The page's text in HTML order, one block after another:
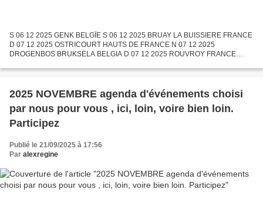
S 06 12 2025 GENK BELGÏE S 06 12 2025 BRUAY LA BUISSIERE FRANCE
D 07 12 2025 OSTRICOURT HAUTS DE FRANCE N 07 12 2025
DROGENBOS BRUKSELA BELGIA D 07 12 2025 ROUVROY FRANCE
12 12 2025 WASSELONNE...
2025 NOVEMBRE agenda d'événements choisi
par nous pour vous , ici, loin, voire bien loin.
Participez
Publié le 21/09/2025 à 17:56
Par alexregine